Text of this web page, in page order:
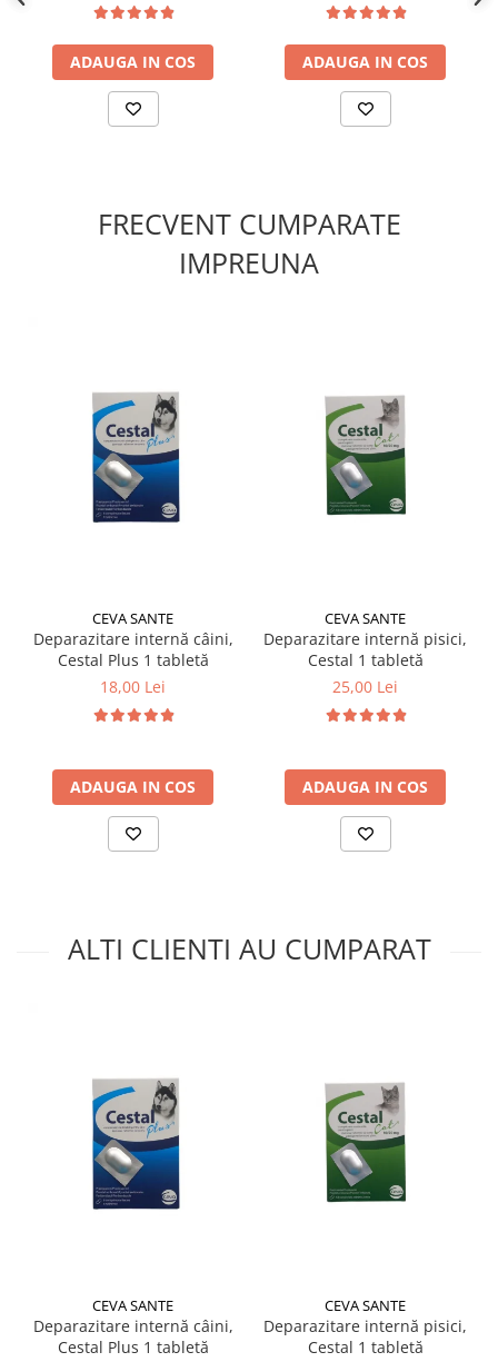
ADAUGA IN COS ADAUGA IN COS
FRECVENT CUMPARATE
IMPREUNA
CEVA SANTE
Deparazitare internă câini,
Cestal Plus 1 tabletă
18,00 Lei
ADAUGA IN COS
CEVA SANTE
Deparazitare internă pisici,
Cestal 1 tabletă
25,00 Lei
ADAUGA IN COS
ALTI CLIENTI AU CUMPARAT
CEVA SANTE
Deparazitare internă câini,
Cestal Plus 1 tabletă
CEVA SANTE
Deparazitare internă pisici,
Cestal 1 tabletă